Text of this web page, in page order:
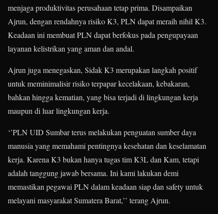
menjaga produktivitas perusahaan tetap prima. Disampaikan
Ajrun, dengan rendahnya risiko K3, PLN dapat meraih nihil K3.
Keadaan ini membuat PLN dapat berfokus pada pengupayaan
layanan kelistrikan yang aman dan andal.
Ajrun juga menegaskan, Sidak K3 merupakan langkah positif
untuk meminimalisir risiko terpapar kecelakaan, kebakaran,
bahkan hingga kematian, yang bisa terjadi di lingkungan kerja
maupun di luar lingkungan kerja.
‘’PLN UID Sumbar terus melakukan penguatan sumber daya
manusia yang memahami pentingnya kesehatan dan keselamatan
kerja. Karena K3 bukan hanya tugas tim K3L dan Kam, tetapi
adalah tanggung jawab bersama. Ini kami lakukan demi
memastikan pegawai PLN dalam keadaan siap dan safety untuk
melayani masyarakat Sumatera Barat,’’ terang Ajrun.